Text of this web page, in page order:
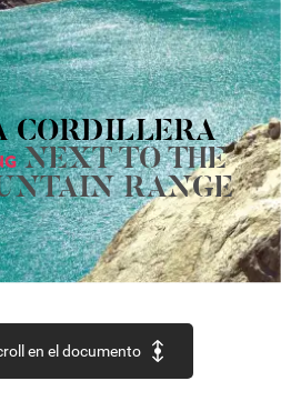
CORDILLERA
NEXTTO THE
RANGE
en el documento